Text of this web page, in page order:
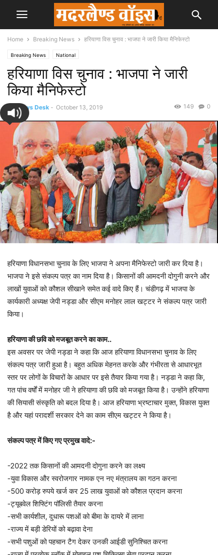
Home Breaking News हरियाणा विस चुनाव : भाजपा ने जारी किया मैनिफेस्टो
Breaking News National
हरियाणा विस चुनाव : भाजपा ने जारी
किया मैनिफेस्टो
By News Desk - October 13, 2019 0
149
हरियाणा विधानसभा चुनाव के लिए भाजपा ने अपना मैनिफेस्टो जारी कर दिया है।
भाजपा ने इसे संकल्प पत्र का नाम दिया है। किसानों की आमदनी दोगुनी करने और
लाखों युवाओं को कौशल सीखाने समेत कई वादे किए हैं। चंडीगढ़ में भाजपा के
कार्यकारी अध्यक्ष जेपी नड्डा और सीएम मनोहर लाल खट्टर ने संकल्प पत्र जारी
किया।
हरियाणा की छवि को मजबूत करने का काम..
इस अवसर पर जेपी नड्डा ने कहा कि आज हरियाणा विधानसभा चुनाव के लिए
संकल्प पत्र जारी हुआ है। बहुत अधिक मेहनत करके और गंभीरता से आधारभूत
स्तर पर लोगों के विचारों के आधार पर इसे तैयार किया गया है। नड्डा ने कहा कि,
गत पांच वर्षों में मनोहर जी ने हरियाणा की छवि को मजबूत किया है। उन्होंने हरियाणा
की सियासी संस्कृति को बदल दिया है। आज हरियाणा भ्रष्टाचार मुक्त, विकास युक्त
है और यहां परादर्शी सरकार देने का काम सीएम खट्टर ने किया है।
संकल्प पत्र में किए गए प्रमुख वादे:-
-2022 तक किसानों की आमदनी दोगुना करने का लक्ष्य
-युवा विकास और स्वरोजगार नामक एन नए मंत्रालय का गठन करना
-500 करोड़ रुपये खर्ज कर 25 लाख युवाओं को कौशल प्रदान करना
-ट्यूबवेल शिफ्टिंग पॉलिसी तैयार करना
-सभी कार्यशील, दुधारू पशओं को बीमा के दायरे में लाना
-राज्य में बड़ी डेरियों को बढ़ावा देना
-सभी पशुओं को पहचान टैग देकर उनकी आईडी सुनिश्चित करना